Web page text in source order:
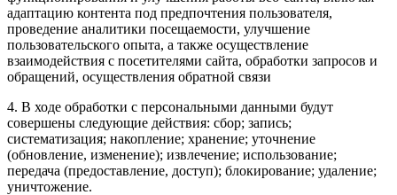
адаптацию контента под предпочтения пользователя,
проведение аналитики посещаемости, улучшение
пользовательского опыта, а также осуществление
взаимодействия с посетителями сайта, обработки запросов и
обращений, осуществления обратной связи
4. В ходе обработки с персональными данными будут
совершены следующие действия: сбор; запись;
систематизация; накопление; хранение; уточнение
(обновление, изменение); извлечение; использование;
передача (предоставление, доступ); блокирование; удаление;
уничтожение.